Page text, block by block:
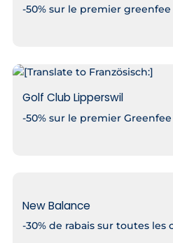
-50% sur le premier greenfee
Golf Club Lipperswil
-50% sur le premier Greenfee
New Balance
-30% de rabais sur toutes les